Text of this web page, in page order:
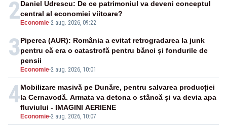
2 Economie-2 aug. 2026, 09:22
Daniel Udrescu: De ce patrimoniul va deveni conceptul
central al economiei viitoare?
3
Economie-2 aug. 2026, 10:01
Piperea (AUR): România a evitat retrogradarea la junk
pentru că era o catastrofă pentru bănci și fondurile de
pensii
4
Economie-2 aug. 2026, 10:07
Mobilizare masivă pe Dunăre, pentru salvarea producției
la Cernavodă. Armata va detona o stâncă și va devia apa
fluviului - IMAGINI AERIENE